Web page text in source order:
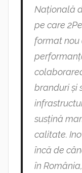
Națională
pe care
format nou
branduri și
susțină
calitate.
încă de
în